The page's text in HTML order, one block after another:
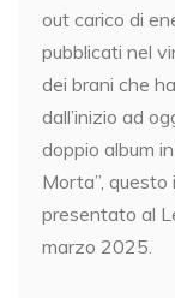
out carico di
pubblicati nel
dei brani che
dall’inizio ad
doppio album
Morta”,
presentato al
marzo 2025.